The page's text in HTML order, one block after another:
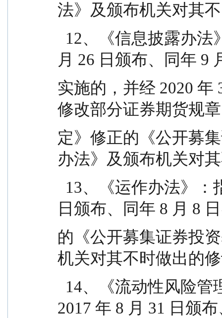
法》及颁布机关对其
月 26 日颁布、同年 9
实施的，并经 2020 年
修改部分证券期货规
定》修正的《公开募
办法》及颁布机关对
日颁布、同年 8 月 8
的《公开募集证券投
机关对其不时做出的
2017 年 8 月 31 日颁